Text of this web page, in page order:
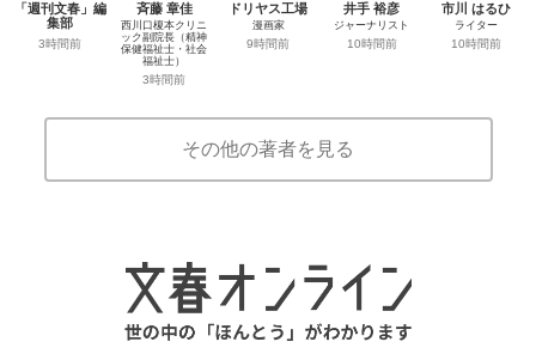
「週刊文春」編
集部
3時間前
斉藤 章佳
西川口榎本クリニ
ック副院長（精神
保健福祉士・社会
福祉士）
3時間前
ドリヤス工場
漫画家
9時間前
井手 裕彦
ジャーナリスト
10時間前
市川 はるひ
ライター
10時間前
その他の著者を見る